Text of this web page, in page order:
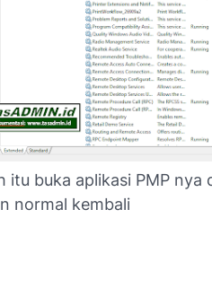
itu buka aplikasi PMP nya
normal kembali